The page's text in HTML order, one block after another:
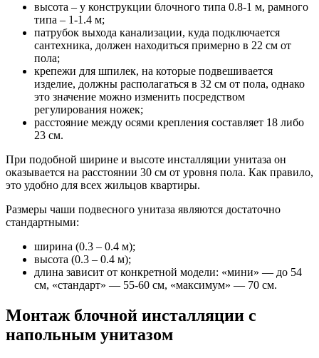
высота – у конструкции блочного типа 0.8-1 м, рамного
типа – 1-1.4 м;
патрубок выхода канализации, куда подключается
сантехника, должен находиться примерно в 22 см от
пола;
крепежи для шпилек, на которые подвешивается
изделие, должны располагаться в 32 см от пола, однако
это значение можно изменить посредством
регулирования ножек;
расстояние между осями крепления составляет 18 либо
23 см.
При подобной ширине и высоте инсталляции унитаза он
оказывается на расстоянии 30 см от уровня пола. Как правило,
это удобно для всех жильцов квартиры.
Размеры чаши подвесного унитаза являются достаточно
стандартными:
ширина (0.3 – 0.4 м);
высота (0.3 – 0.4 м);
длина зависит от конкретной модели: «мини» — до 54
см, «стандарт» — 55-60 см, «максимум» — 70 см.
Монтаж блочной инсталляции с
напольным унитазом